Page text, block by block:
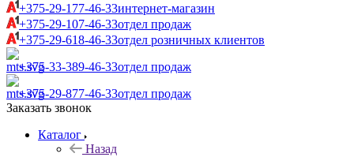
+375-29-177-46-33интернет-магазин
+375-29-107-46-33отдел продаж
+375-29-618-46-33отдел розничных клиентов
+375-33-389-46-33отдел продаж
+375-29-877-46-33отдел продаж
Заказать звонок
Каталог
Назад